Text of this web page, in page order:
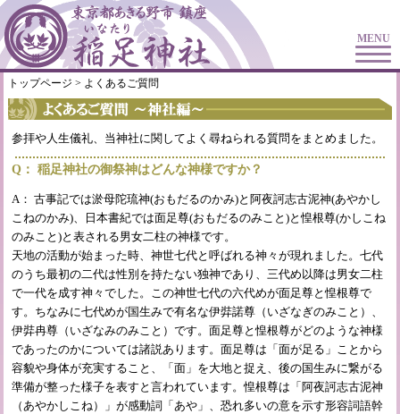
MENU
トップページ > よくあるご質問
参拝や人生儀礼、当神社に関してよく尋ねられる質問をまとめました。
Q： 稲足神社の御祭神はどんな神様ですか？
A： 古事記では淤母陀琉神(おもだるのかみ)と阿夜訶志古泥神(あやかし
こねのかみ)、日本書紀では面足尊(おもだるのみこと)と惶根尊(かしこね
のみこと)と表される男女二柱の神様です。
天地の活動が始まった時、神世七代と呼ばれる神々が現れました。七代
のうち最初の二代は性別を持たない独神であり、三代め以降は男女二柱
で一代を成す神々でした。この神世七代の六代めが面足尊と惶根尊で
す。ちなみに七代めが国生みで有名な伊弉諾尊（いざなぎのみこと）、
伊弉冉尊（いざなみのみこと）です。面足尊と惶根尊がどのような神様
であったのかについては諸説あります。面足尊は「面が足る」ことから
容貌や身体が充実すること、「面」を大地と捉え、後の国生みに繋がる
準備が整った様子を表すと言われています。惶根尊は「阿夜訶志古泥神
（あやかしこね）」が感動詞「あや」、恐れ多いの意を示す形容詞語幹